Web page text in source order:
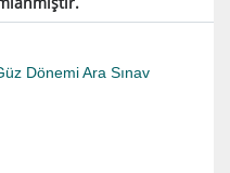
Dönemi Ara Sınav